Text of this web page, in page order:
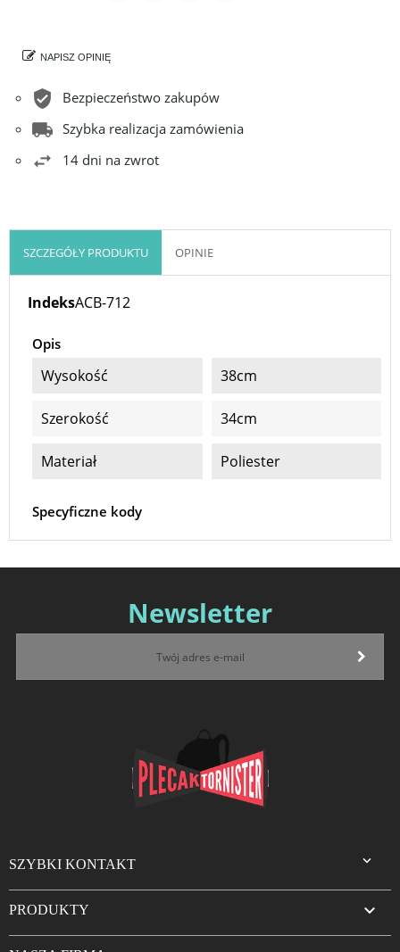
NAPISZ OPINIĘ
Bezpieczeństwo zakupów
Szybka realizacja zamówienia
14 dni na zwrot
SZCZEGÓŁY PRODUKTU OPINIE
IndeksACB-712
Opis
Wysokość 38cm
Szerokość 34cm
Materiał Poliester
Specyficzne kody
Newsletter
SZYBKI KONTAKT 
PRODUKTY 